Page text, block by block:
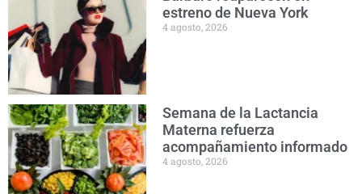
estreno de Nueva York
4 agosto, 2026
Semana de la Lactancia
Materna refuerza
acompañamiento informado
4 agosto, 2026